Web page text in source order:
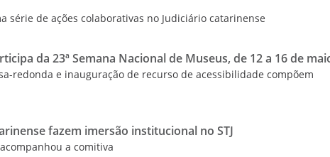
série de ações colaborativas no Judiciário catarinense
da 23ª Semana Nacional de Museus, de 12 a 16 de
redonda e inauguração de recurso de acessibilidade compõem
fazem imersão institucional no STJ
a comitiva